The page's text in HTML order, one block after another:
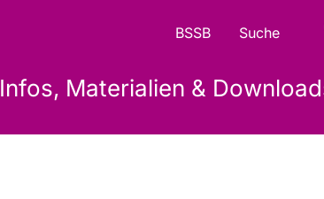
BSSB Suche
Infos, Materialien &